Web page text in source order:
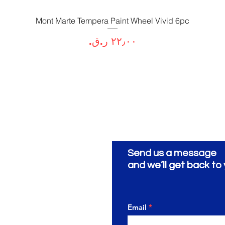
العرض السريع
Mont Marte Tempera Paint Wheel Vivid 6pc
السعر
Send us a message
and we’ll get back to
Email